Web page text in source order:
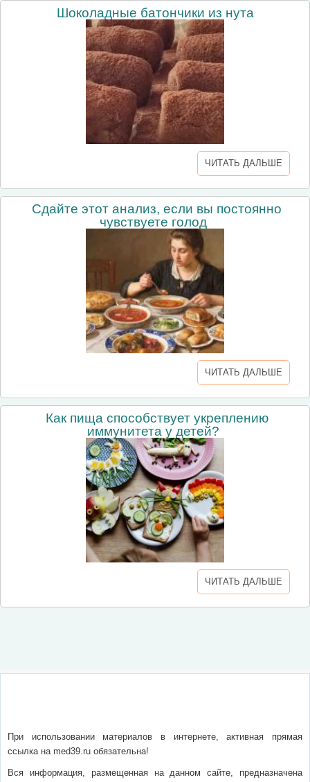
Шоколадные батончики из нута
ЧИТАТЬ ДАЛЬШЕ
Сдайте этот анализ, если вы постоянно
чувствуете голод
ЧИТАТЬ ДАЛЬШЕ
Как пища способствует укреплению
иммунитета у детей?
ЧИТАТЬ ДАЛЬШЕ
При использовании материалов в интернете, активная прямая
ссылка на med39.ru обязательна!
Вся информация, размещенная на данном сайте, предназначена